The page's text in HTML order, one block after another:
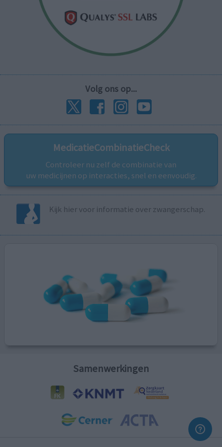
Volg ons op...
MedicatieCombinatieCheck
Controleer nu zelf de combinatie van
uw medicijnen op interacties, snel en eenvoudig.
Kijk hier voor informatie over zwangerschap.
Samenwerkingen